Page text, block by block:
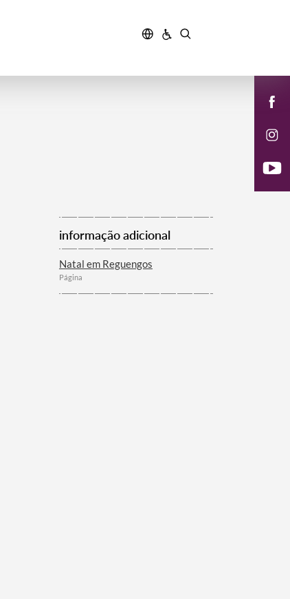
informação adicional
Natal em Reguengos
Página